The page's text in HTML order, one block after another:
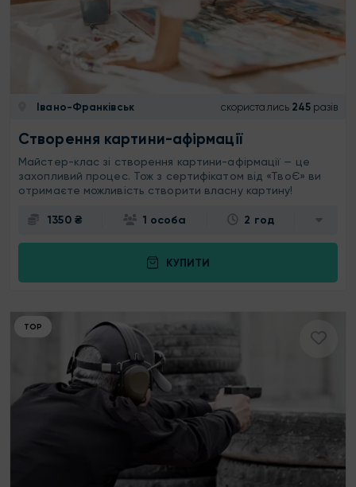
Івано-Франківськ скористались 245 разів
Створення картини-афірмації
Майстер-клас зі створення картини-афірмації — це
захопливий процес. Тож з сертифікатом від «ТвоЄ» ви
отримаєте можливість створити власну картину!
1350 ₴ 1 особа 2 год
КУПИТИ
ТОР